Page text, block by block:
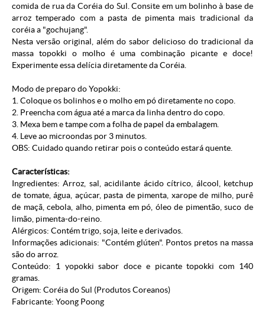
comida de rua da Coréia do Sul. Consite em um bolinho à base de
arroz temperado com a pasta de pimenta mais tradicional da
coréia a "gochujang".
Nesta versão original, além do sabor delicioso do tradicional da
massa topokki o molho é uma combinação picante e doce!
Experimente essa delícia diretamente da Coréia.
Modo de preparo doYopokki:
1. Coloque os bolinhos e o molho em pó diretamente no copo.
2. Preencha com água até a marca da linha dentro do copo.
3. Mexa bem e tampe com a folha de papel da embalagem.
4. Leve ao microondas por 3 minutos.
OBS: Cuidado quando retirar pois o conteúdo estará quente.
Características:
Ingredientes: Arroz, sal, acidilante ácido cítrico, álcool, ketchup
de tomate, água, açúcar, pasta de pimenta, xarope de milho, purê
de maçã, cebola, alho, pimenta em pó, óleo de pimentão, suco de
limão, pimenta-do-reino.
Alérgicos: Contém trigo, soja, leite e derivados.
Informações adicionais: "Contém glúten". Pontos pretos na massa
são do arroz.
Conteúdo: 1 yopokki sabor doce e picante topokki com 140
gramas.
Origem: Coréia do Sul (Produtos Coreanos)
Fabricante: Yoong Poong